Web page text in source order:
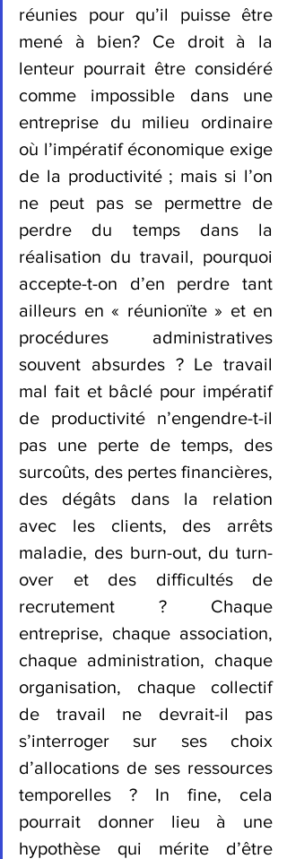
réunies pour qu’il puisse être
mené à bien? Ce droit à la
lenteur pourrait être considéré
comme impossible dans une
entreprise du milieu ordinaire
où l’impératif économique exige
de la productivité ; mais si l’on
ne peut pas se permettre de
perdre du temps dans la
réalisation du travail, pourquoi
accepte-t-on d’en perdre tant
ailleurs en « réunionïte » et en
procédures administratives
souvent absurdes ? Le travail
mal fait et bâclé pour impératif
de productivité n’engendre-t-il
pas une perte de temps, des
surcoûts, des pertes financières,
des dégâts dans la relation
avec les clients, des arrêts
maladie, des burn-out, du turn-
over et des difficultés de
recrutement ? Chaque
entreprise, chaque association,
chaque administration, chaque
organisation, chaque collectif
de travail ne devrait-il pas
s’interroger sur ses choix
d’allocations de ses ressources
temporelles ? In fine, cela
pourrait donner lieu à une
hypothèse qui mérite d’être